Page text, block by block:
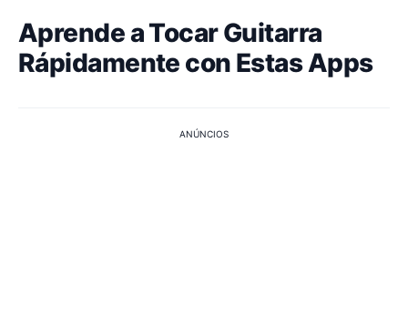
Aprende a Tocar Guitarra
Rápidamente con Estas Apps
ANÚNCIOS